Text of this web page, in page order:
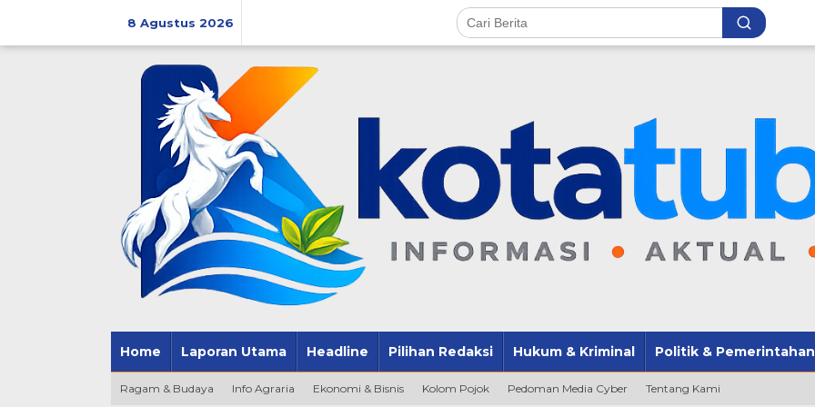
8 Agustus 2026
Home Laporan Utama Headline Pilihan Redaksi Hukum & Kriminal Politik & Pemerintahan
Ragam & Budaya Info Agraria Ekonomi & Bisnis Kolom Pojok Pedoman Media Cyber Tentang Kami